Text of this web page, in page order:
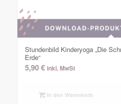
Stundenbild Kinderyoga „Die
Erde“
5,90€ inkl. MwSt
In den Warenkorb